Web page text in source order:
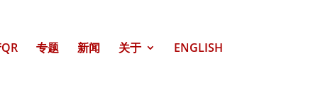
专题 新闻 关于 ENGLISH